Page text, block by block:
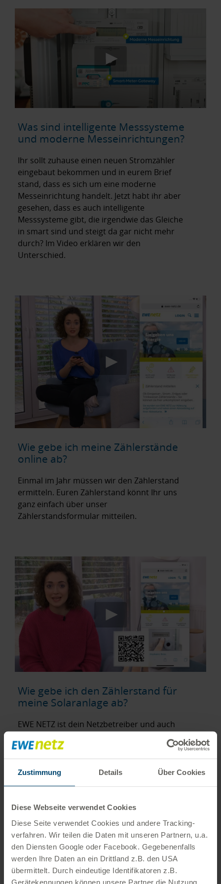
Zustimmung Details Über Cookies
Diese Webseite verwendet Cookies
Diese Seite verwendet Cookies und andere Tracking­
verfahren. Wir teilen die Daten mit unseren Partnern, u.a.
den Diensten Google oder Facebook. Gegebenenfalls
werden Ihre Daten an ein Drittland z.B. den USA
übermittelt. Durch eindeutige Identifikatoren z.B.
Gerätekennungen können unsere Partner die Nutzung
Was sind intelligente Messsysteme
und moderne Messeinrichtungen?
Ihr sollt zuhause einen neuen Stromzähler
eingebaut bekommen und in eurem Brief
stand, dass es sich um eine moderne
Messeinrichtung handelt. Jetzt habt ihr aber
gesehen, dass es auch intelligente
Messsysteme gibt, die irgendwie das Gleiche
in smart sind und steigt da gar nicht mehr
durch? Im Video erklären wir den
Unterschied.
Wie gebe ich meine Zählerstände
online ab?
Einmal im Jahr müssen wir den Zählerstand
ermitteln. Euren Zählerstand könnt Ihr uns
ganz einfach über unser
Zählerstandsformular mitteilen.
Wie gebe ich den Zählerstand für
meine Solaranlage ab?
EWE NETZ ist dein Netzbetreiber und auch
verantwortlich – einmal im Jahr müssen wir
daher den Zählerstand deiner Solaranlage
ermitteln. Euren Zählerstand könnt Ihr uns
ganz einfach über unser